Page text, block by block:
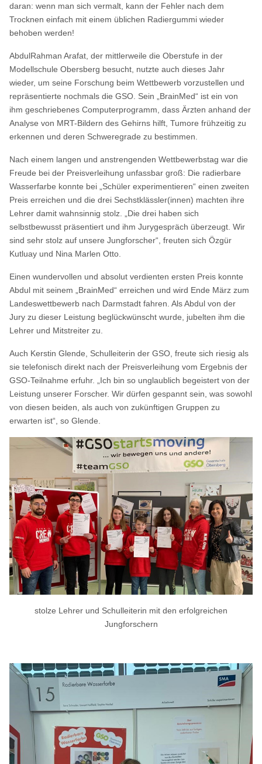
daran: wenn man sich vermalt, kann der Fehler nach dem
Trocknen einfach mit einem üblichen Radiergummi wieder
behoben werden!
AbdulRahman Arafat, der mittlerweile die Oberstufe in der
Modellschule Obersberg besucht, nutzte auch dieses Jahr
wieder, um seine Forschung beim Wettbewerb vorzustellen und
repräsentierte nochmals die GSO. Sein „BrainMed“ ist ein von
ihm geschriebenes Computerprogramm, dass Ärzten anhand der
Analyse von MRT-Bildern des Gehirns hilft, Tumore frühzeitig zu
erkennen und deren Schweregrade zu bestimmen.
Nach einem langen und anstrengenden Wettbewerbstag war die
Freude bei der Preisverleihung unfassbar groß: Die radierbare
Wasserfarbe konnte bei „Schüler experimentieren“ einen zweiten
Preis erreichen und die drei Sechstklässler(innen) machten ihre
Lehrer damit wahnsinnig stolz. „Die drei haben sich
selbstbewusst präsentiert und ihm Jurygespräch überzeugt. Wir
sind sehr stolz auf unsere Jungforscher“, freuten sich Özgür
Kutluay und Nina Marlen Otto.
Einen wundervollen und absolut verdienten ersten Preis konnte
Abdul mit seinem „BrainMed“ erreichen und wird Ende März zum
Landeswettbewerb nach Darmstadt fahren. Als Abdul von der
Jury zu dieser Leistung beglückwünscht wurde, jubelten ihm die
Lehrer und Mitstreiter zu.
Auch Kerstin Glende, Schulleiterin der GSO, freute sich riesig als
sie telefonisch direkt nach der Preisverleihung vom Ergebnis der
GSO-Teilnahme erfuhr. „Ich bin so unglaublich begeistert von der
Leistung unserer Forscher. Wir dürfen gespannt sein, was sowohl
von diesen beiden, als auch von zukünftigen Gruppen zu
erwarten ist“, so Glende.
stolze Lehrer und Schulleiterin mit den erfolgreichen
Jungforschern